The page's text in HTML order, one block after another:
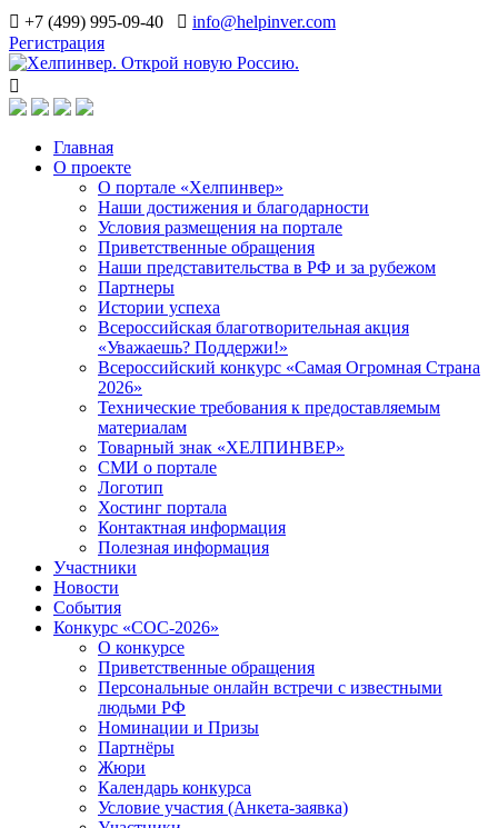
+7 (499) 995-09-40
info@helpinver.com
Регистрация
Главная
О проекте
О портале «Хелпинвер»
Наши достижения и благодарности
Условия размещения на портале
Приветственные обращения
Наши представительства в РФ и за рубежом
Партнеры
Истории успеха
Всероссийская благотворительная акция
«Уважаешь? Поддержи!»
Всероссийский конкурс «Самая Огромная Страна
2026»
Технические требования к предоставляемым
материалам
Товарный знак «ХЕЛПИНВЕР»
СМИ о портале
Логотип
Хостинг портала
Контактная информация
Полезная информация
Участники
Новости
События
Конкурс «СОС-2026»
О конкурсе
Приветственные обращения
Персональные онлайн встречи с известными
людьми РФ
Номинации и Призы
Партнёры
Жюри
Календарь конкурса
Условие участия (Анкета-заявка)